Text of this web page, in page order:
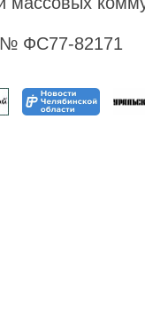
№ ФС77-82171